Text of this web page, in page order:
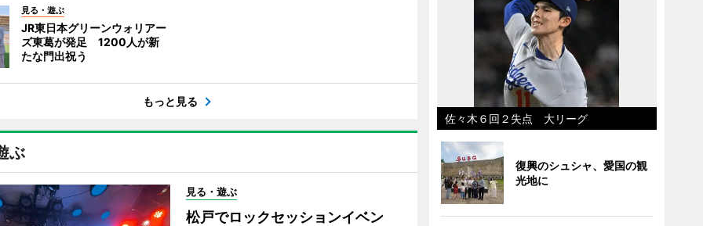
見る・遊ぶ
JR東日本グリーンウォリアー
ズ東葛が発足 1200人が新
たな門出祝う
もっと見る
ぶ
見る・遊ぶ
松戸でロックセッションイベン
佐々木６回２失点 大リーグ
復興のシュシャ、愛国の観
光地に